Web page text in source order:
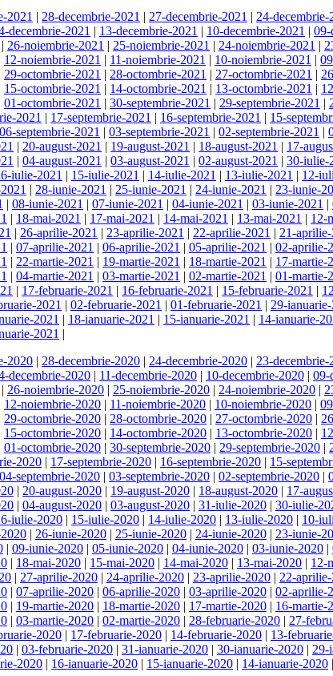
2021 | 28-decembrie-2021 | 27-decembrie-2021 | 24-decembrie-
decembrie-2021 | 13-decembrie-2021 | 10-decembrie-2021 | 09-
| 26-noiembrie-2021 | 25-noiembrie-2021 | 24-noiembrie-2021 |
12-noiembrie-2021 | 11-noiembrie-2021 | 10-noiembrie-2021 |
29-octombrie-2021 | 28-octombrie-2021 | 27-octombrie-2021 |
15-octombrie-2021 | 14-octombrie-2021 | 13-octombrie-2021 |
01-octombrie-2021 | 30-septembrie-2021 | 29-septembrie-2021 |
2021 | 17-septembrie-2021 | 16-septembrie-2021 | 15-
06-septembrie-2021 | 03-septembrie-2021 | 02-septembrie-2021 |
| 20-august-2021 | 19-august-2021 | 18-august-2021 | 17-
| 04-august-2021 | 03-august-2021 | 02-august-2021 | 30-iulie-
iulie-2021 | 15-iulie-2021 | 14-iulie-2021 | 13-iulie-2021 | 12-
| 28-iunie-2021 | 25-iunie-2021 | 24-iunie-2021 | 23-iunie-
| 08-iunie-2021 | 07-iunie-2021 | 04-iunie-2021 | 03-iunie-2021 |
| 18-mai-2021 | 17-mai-2021 | 14-mai-2021 | 13-mai-2021 | 12-
| 26-aprilie-2021 | 23-aprilie-2021 | 22-aprilie-2021 | 21-aprilie-
| 07-aprilie-2021 | 06-aprilie-2021 | 05-aprilie-2021 | 02-aprilie-
| 22-martie-2021 | 19-martie-2021 | 18-martie-2021 | 17-martie-
| 04-martie-2021 | 03-martie-2021 | 02-martie-2021 | 01-martie-
| 17-februarie-2021 | 16-februarie-2021 | 15-februarie-2021 |
2021 | 02-februarie-2021 | 01-februarie-2021 | 29-ianuarie-
2021 | 18-ianuarie-2021 | 15-ianuarie-2021 | 14-ianuarie-
2021 |
2020 | 28-decembrie-2020 | 24-decembrie-2020 | 23-decembrie-
decembrie-2020 | 11-decembrie-2020 | 10-decembrie-2020 | 09-
| 26-noiembrie-2020 | 25-noiembrie-2020 | 24-noiembrie-2020 |
12-noiembrie-2020 | 11-noiembrie-2020 | 10-noiembrie-2020 |
29-octombrie-2020 | 28-octombrie-2020 | 27-octombrie-2020 |
15-octombrie-2020 | 14-octombrie-2020 | 13-octombrie-2020 |
01-octombrie-2020 | 30-septembrie-2020 | 29-septembrie-2020 |
2020 | 17-septembrie-2020 | 16-septembrie-2020 | 15-
04-septembrie-2020 | 03-septembrie-2020 | 02-septembrie-2020 |
| 20-august-2020 | 19-august-2020 | 18-august-2020 | 17-
| 04-august-2020 | 03-august-2020 | 31-iulie-2020 | 30-iulie-
iulie-2020 | 15-iulie-2020 | 14-iulie-2020 | 13-iulie-2020 | 10-
| 26-iunie-2020 | 25-iunie-2020 | 24-iunie-2020 | 23-iunie-
| 09-iunie-2020 | 05-iunie-2020 | 04-iunie-2020 | 03-iunie-2020 |
| 18-mai-2020 | 15-mai-2020 | 14-mai-2020 | 13-mai-2020 | 12-
| 27-aprilie-2020 | 24-aprilie-2020 | 23-aprilie-2020 | 22-
| 07-aprilie-2020 | 06-aprilie-2020 | 03-aprilie-2020 | 02-aprilie-
| 19-martie-2020 | 18-martie-2020 | 17-martie-2020 | 16-martie-
| 03-martie-2020 | 02-martie-2020 | 28-februarie-2020 | 27-
2020 | 17-februarie-2020 | 14-februarie-2020 | 13-
| 03-februarie-2020 | 31-ianuarie-2020 | 30-ianuarie-2020 | 29-
2020 | 16-ianuarie-2020 | 15-ianuarie-2020 | 14-ianuarie-2020 |